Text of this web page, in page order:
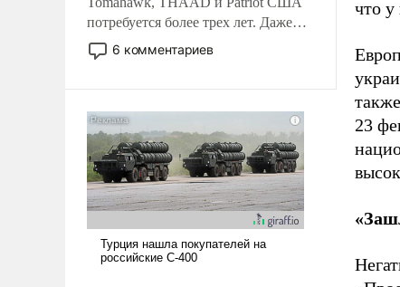
потребуется более трех лет. Даже
небольшая война с Ираном
опустошила американские
уязвимости США, например, перед
Китаем.
6 комментариев
что у
23